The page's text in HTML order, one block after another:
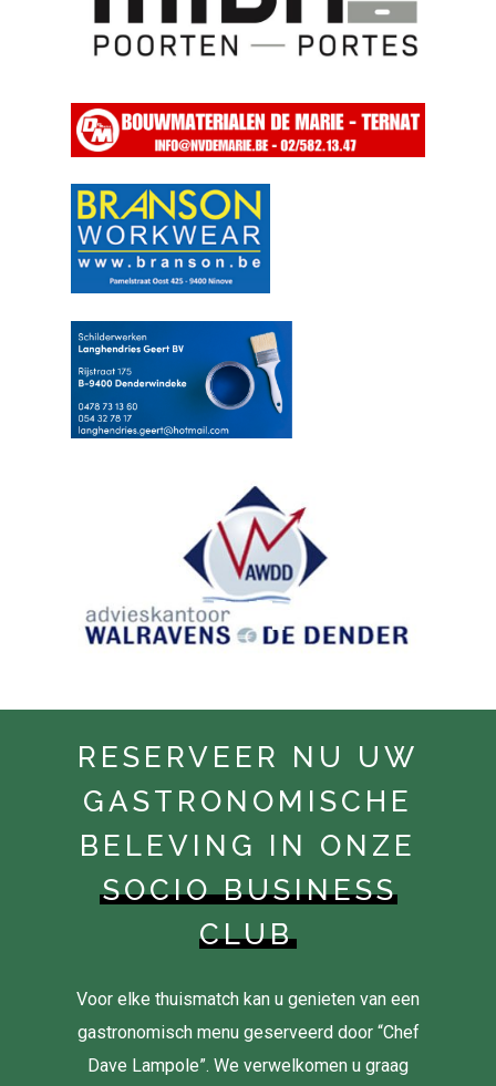
RESERVEER NU UW
GASTRONOMISCHE
BELEVING IN ONZE
SOCIO BUSINESS
CLUB
Voor elke thuismatch kan u genieten van een
gastronomisch menu geserveerd door “Chef
Dave Lampole”. We verwelkomen u graag